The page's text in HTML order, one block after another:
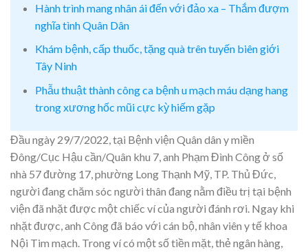
Hành trình mang nhân ái đến với đảo xa – Thắm đượm
nghĩa tình Quân Dân
Khám bệnh, cấp thuốc, tặng quà trên tuyến biên giới
Tây Ninh
Phẫu thuật thành công ca bệnh u mạch máu dạng hang
trong xương hốc mũi cực kỳ hiếm gặp
Đầu ngày 29/7/2022, tại Bệnh viện Quân dân y miền
Đông/Cục Hậu cần/Quân khu 7, anh Phạm Đình Công ở số
nhà 57 đường 17, phường Long Thạnh Mỹ, TP. Thủ Đức,
người đang chăm sóc người thân đang nằm điều trị tại bệnh
viện đã nhặt được một chiếc ví của người đánh rơi. Ngay khi
nhặt được, anh Công đã báo với cán bộ, nhân viên y tế khoa
Nội Tim mạch. Trong ví có một số tiền mặt, thẻ ngân hàng,